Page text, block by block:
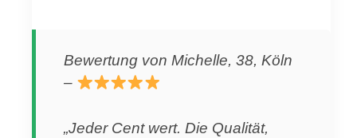
Bewertung von Michelle, 38, Köln
–
„Jeder Cent wert. Die Qualität,